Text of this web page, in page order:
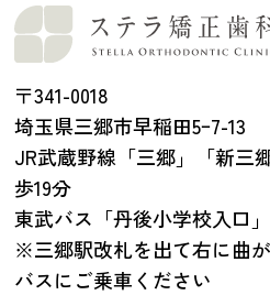
〒341-0018
埼玉県三郷市早稲田5ｰ7-13
JR武蔵野線「三郷」「新三
歩19分
東武バス「丹後小学校入口
※三郷駅改札を出て右に曲
バスにご乗車ください